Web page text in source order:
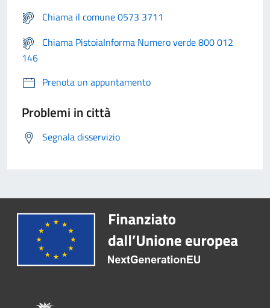
Chiama il comune 0573 3711
Chiama PistoiaInforma Numero verde 800 012
146
Prenota un appuntamento
Problemi in città
Segnala disservizio